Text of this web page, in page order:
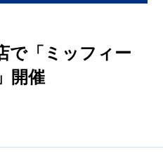
で「ミッフィー
開催